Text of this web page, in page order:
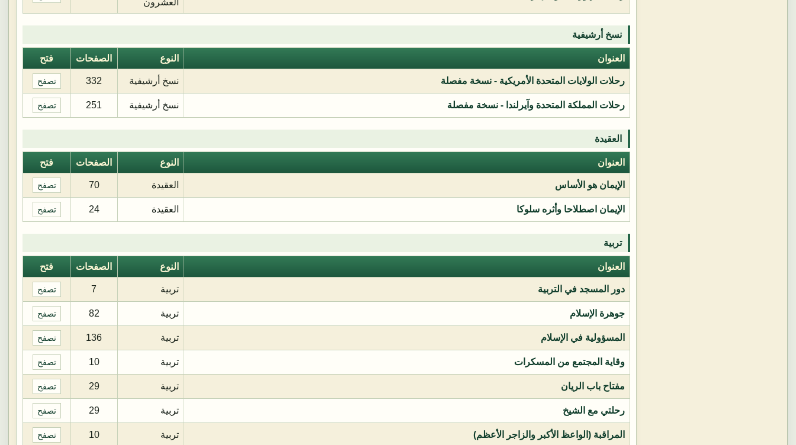
نسخ أرشيفية
العنوان النوع الصفحات فتح
رحلات الولايات المتحدة الأمريكية - نسخة مفصلة نسخ أرشيفية 332 تصفح
رحلات المملكة المتحدة وآيرلندا - نسخة مفصلة نسخ أرشيفية 251 تصفح
العقيدة
العنوان النوع الصفحات فتح
الإيمان هو الأساس العقيدة 70 تصفح
الإيمان اصطلاحا وأثره سلوكا العقيدة 24 تصفح
تربية
العنوان النوع الصفحات فتح
دور المسجد في التربية تربية 7 تصفح
جوهرة الإسلام تربية 82 تصفح
المسؤولية في الإسلام تربية 136 تصفح
وقاية المجتمع من المسكرات تربية 10 تصفح
مفتاح باب الريان تربية 29 تصفح
رحلتي مع الشيخ تربية 29 تصفح
المراقبة (الواعظ الأكبر والزاجر الأعظم) تربية 10 تصفح